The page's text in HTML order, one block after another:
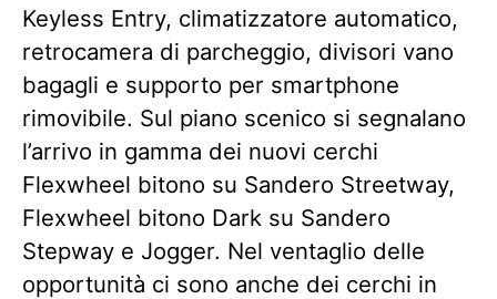
Keyless Entry, climatizzatore automatico,
retrocamera di parcheggio, divisori vano
bagagli e supporto per smartphone
rimovibile. Sul piano scenico si segnalano
l’arrivo in gamma dei nuovi cerchi
Flexwheel bitono su Sandero Streetway,
Flexwheel bitono Dark su Sandero
Stepway e Jogger. Nel ventaglio delle
opportunità ci sono anche dei cerchi in